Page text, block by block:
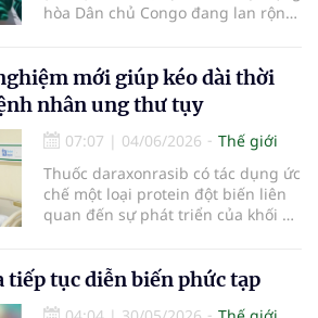
hòa Dân chủ Congo đang lan rộng
lây truyền xuyên biên giới sang
Uganda.
mới giúp kéo dài thời
nhân ung thư tụy
07:07 | 04/06/2026
Thế giới
Thuốc daraxonrasib có tác dụng ức
chế một loại protein đột biến liên
quan đến sự phát triển của khối u,
tiếp tục diễn biến phức tạp